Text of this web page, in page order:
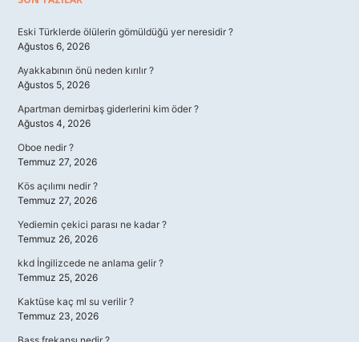
Sidebar
Eski Türklerde ölülerin gömüldüğü yer neresidir ?
Ağustos 6, 2026
Ayakkabının önü neden kırılır ?
Ağustos 5, 2026
Apartman demirbaş giderlerini kim öder ?
Ağustos 4, 2026
Oboe nedir ?
Temmuz 27, 2026
Kös açılımı nedir ?
Temmuz 27, 2026
Yediemin çekici parası ne kadar ?
Temmuz 26, 2026
kkd İngilizcede ne anlama gelir ?
Temmuz 25, 2026
Kaktüse kaç ml su verilir ?
Temmuz 23, 2026